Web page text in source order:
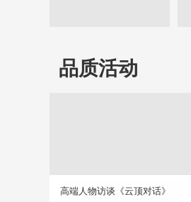
品质活动
高端人物访谈《云顶对话》